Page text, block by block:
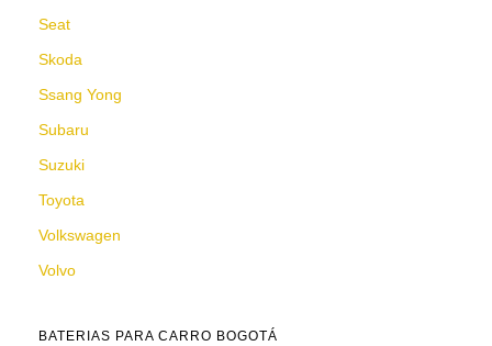
Seat
Skoda
Ssang Yong
Subaru
Suzuki
Toyota
Volkswagen
Volvo
BATERIAS PARA CARRO BOGOTÁ